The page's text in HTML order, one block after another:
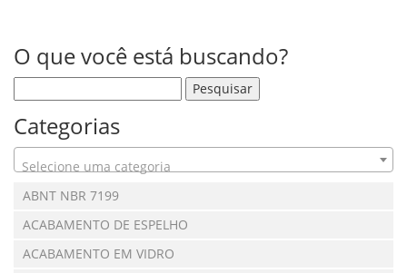
O que você está buscando?
Categorias
Selecione uma categoria
ABNT NBR 7199
ACABAMENTO DE ESPELHO
ACABAMENTO EM VIDRO